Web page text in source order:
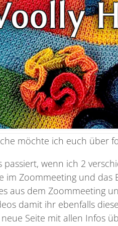
möchte ich euch über
passiert, wenn ich 2
im Zoommeeting und das
aus dem Zoommeeting
damit ihr ebenfalls
neue Seite mit allen Infos